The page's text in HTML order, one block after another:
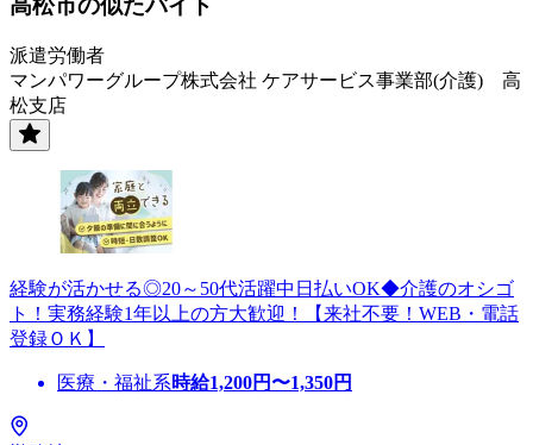
高松市の似たバイト
派遣労働者
マンパワーグループ株式会社 ケアサービス事業部(介護) 高
松支店
経験が活かせる◎20～50代活躍中日払いOK◆介護のオシゴ
ト！実務経験1年以上の方大歓迎！【来社不要！WEB・電話
登録ＯＫ】
医療・福祉系時給1,200円〜1,350円